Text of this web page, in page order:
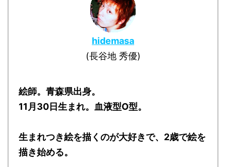
hidemasa
(長谷地 秀優)
絵師。青森県出身。
11月30日生まれ。血液型O型。
生まれつき絵を描くのが大好きで、2歳で絵を
描き始める。